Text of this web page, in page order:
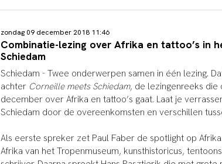
zondag 09 december 2018 11:46
Combinatie-lezing over Afrika en tattoo’s in
Schiedam
Schiedam - Twee onderwerpen samen in één lezing.
achter Corneille meets Schiedam, de lezingenreeks die
december over Afrika en tattoo’s gaat. Laat je
Schiedam door de overeenkomsten en verschillen
Als eerste spreker zet Paul Faber de spotlight op
Afrika van het Tropenmuseum, kunsthistoricus,